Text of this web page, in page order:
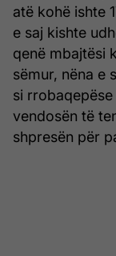
atë kohë ishte
e saj kishte
qenë mbajtësi
sëmur, nëna e
si
vendosën të
shpresën për